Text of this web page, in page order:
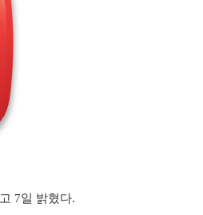
고 7일 밝혔다.